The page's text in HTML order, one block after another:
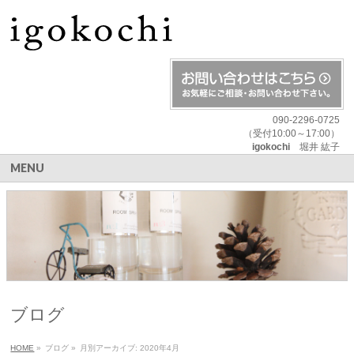
090-2296-0725
（受付10:00～17:00）
igokochi堀井 紘子
MENU
ブログ
HOME » ブログ » 月別アーカイブ: 2020年4月